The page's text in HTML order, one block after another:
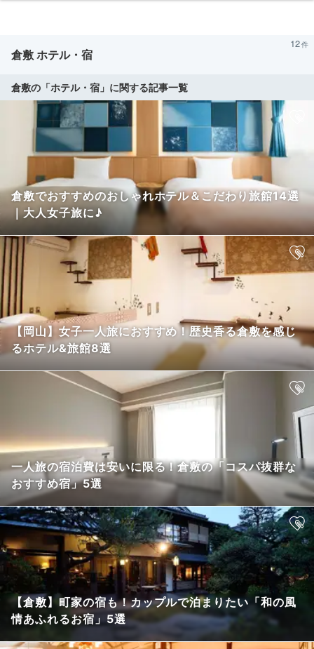
倉敷 ホテル・宿
12
倉敷の「ホテル・宿」に関する記事一覧
倉敷でおすすめのおしゃれホテル＆こだわり旅館14選
｜大人女子旅に♪
【岡山】女子一人旅におすすめ！歴史香る倉敷を感じ
るホテル&旅館8選
一人旅の宿泊費は安いに限る！倉敷の「コスパ抜群な
おすすめ宿」5選
【倉敷】町家の宿も！カップルで泊まりたい「和の風
情あふれるお宿」5選